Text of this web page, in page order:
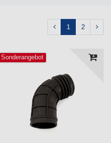
1 2
Sonderangebot